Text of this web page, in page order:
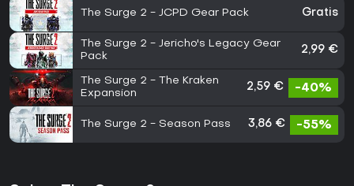
The Surge 2 - JCPD Gear Pack Gratis
The Surge 2 - Jericho's Legacy Gear
Pack
2,99 €
The Surge 2 - The Kraken
Expansion
2,59 € -40%
The Surge 2 - Season Pass 3,86 € -55%